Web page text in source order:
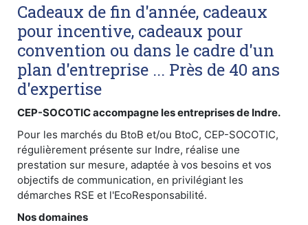
Cadeaux de fin d'année, cadeaux
pour incentive, cadeaux pour
convention ou dans le cadre d'un
plan d'entreprise ... Près de 40 ans
d'expertise
CEP-SOCOTIC accompagne les entreprises de Indre.
Pour les marchés du BtoB et/ou BtoC, CEP-SOCOTIC,
régulièrement présente sur Indre, réalise une
prestation sur mesure, adaptée à vos besoins et vos
objectifs de communication, en privilégiant les
démarches RSE et l'EcoResponsabilité.
Nos domaines